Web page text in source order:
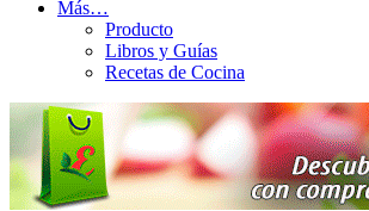
Más…
Producto
Libros y Guías
Recetas de Cocina